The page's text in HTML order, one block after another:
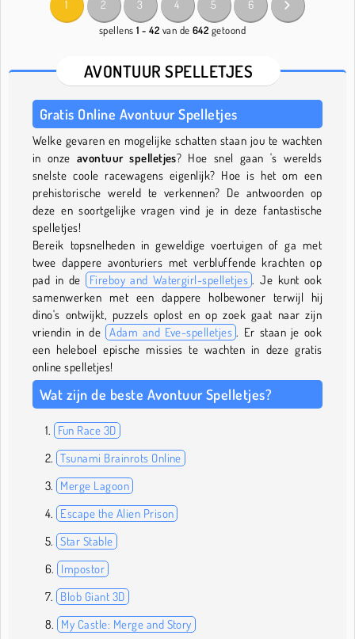
1 2 3 4 5 6
spellens1 - 42 van de 642 getoond
AVONTUUR SPELLETJES
Gratis Online Avontuur Spelletjes
Welke gevaren en mogelijke schatten staan jou te wachten
in onze avontuur spelletjes? Hoe snel gaan 's werelds
snelste coole racewagens eigenlijk? Hoe is het om een
prehistorische wereld te verkennen? De antwoorden op
deze en soortgelijke vragen vind je in deze fantastische
spelletjes!
Bereik topsnelheden in geweldige voertuigen of ga met
twee dappere avonturiers met verbluffende krachten op
pad in de
Fireboy and Watergirl-spelletjes . Je kunt ook
samenwerken met een dappere holbewoner terwijl hij
dino's ontwijkt, puzzels oplost en op zoek gaat naar zijn
vriendin in de Adam and Eve-spelletjes . Er staan je ook
een heleboel epische missies te wachten in deze gratis
online spelletjes!
Wat zijn de beste Avontuur Spelletjes?
Fun Race 3D
Tsunami Brainrots Online
Merge Lagoon
Escape the Alien Prison
Star Stable
Impostor
Blob Giant 3D
My Castle: Merge and Story